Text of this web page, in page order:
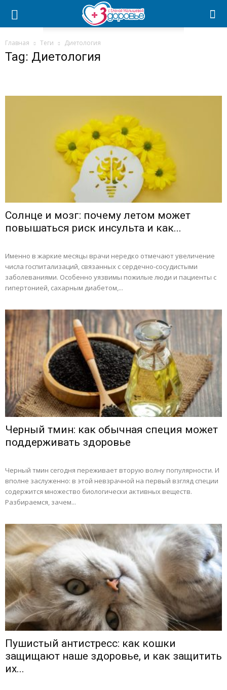
Главная Теги Диетология
Tag: Диетология
Солнце и мозг: почему летом может
повышаться риск инсульта и как...
Именно в жаркие месяцы врачи нередко отмечают увеличение
числа госпитализаций, связанных с сердечно-сосудистыми
заболеваниями. Особенно уязвимы пожилые люди и пациенты с
гипертонией, сахарным диабетом,...
Черный тмин: как обычная специя может
поддерживать здоровье
Черный тмин сегодня переживает вторую волну популярности. И
вполне заслуженно: в этой невзрачной на первый взгляд специи
содержится множество биологически активных веществ.
Разбираемся, зачем...
Пушистый антистресс: как кошки
защищают наше здоровье, и как защитить
их...